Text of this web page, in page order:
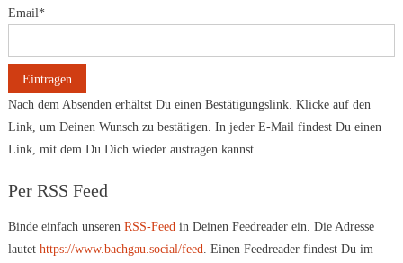
Email*
Nach dem Absenden erhältst Du einen Bestätigungslink. Klicke auf den
Link, um Deinen Wunsch zu bestätigen. In jeder E-Mail findest Du einen
Link, mit dem Du Dich wieder austragen kannst.
Per RSS Feed
Binde einfach unseren RSS-Feed in Deinen Feedreader ein. Die Adresse
lautet https://www.bachgau.social/feed
. Einen Feedreader findest Du im